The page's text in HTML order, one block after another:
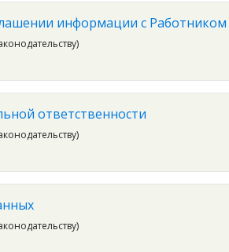
информации с Работником
ответственности